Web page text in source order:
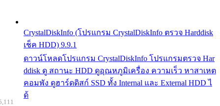
CrystalDiskInfo (โปรแกรม CrystalDiskInfo ตรวจ Harddisk
เช็ค HDD) 9.9.1
ดาวน์โหลดโปรแกรม CrystalDiskInfo โปรแกรมตรวจ Har
ddisk ดู สถานะ HDD ดูอุณหภูมิเครื่อง ความเร็ว หาสาเหต
คอมพัง ดูฮาร์ดดิสก์ SSD ทั้ง Internal และ External HDD ไ
ด้